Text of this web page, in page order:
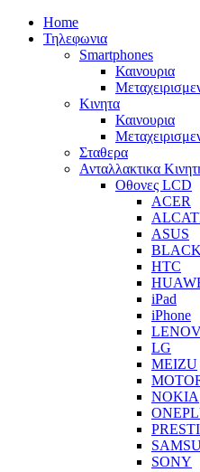
Home
Τηλεφωνια
Smartphones
Καινουρια
Κινητα
Καινουρια
Σταθερα
Ανταλλακτικα
Οθονες LCD
ACER
ASUS
HTC
iPad
iPhone
LG
MEIZU
NOKIA
SONY